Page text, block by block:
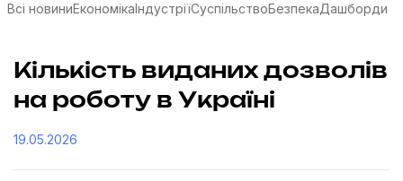
Всі новиниЕкономікаІндустріїСуспільствоБезпекаДашборди
Кількість виданих дозволів
на роботу в Україні
19.05.2026